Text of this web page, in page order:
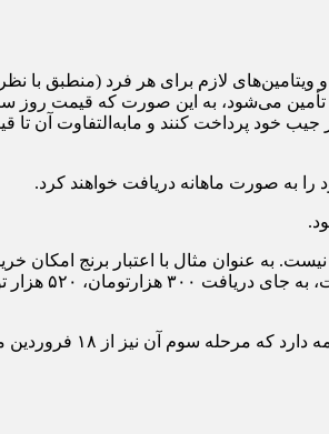
کالری، پروتئین، ریزمغذی و ویتامین‌های لازم برای هر فرد
به عنوان مثال با اعتبار برنج امکان
طرح فجرانه، فردی با دهک درآمدی